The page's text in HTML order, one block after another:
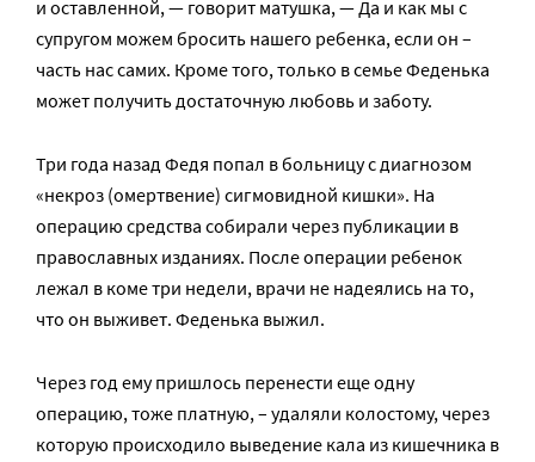
и оставленной, — говорит матушка, — Да и как мы с
супругом можем бросить нашего ребенка, если он –
часть нас самих. Кроме того, только в семье Феденька
может получить достаточную любовь и заботу.
Три года назад Федя попал в больницу с диагнозом
«некроз (омертвение) сигмовидной кишки». На
операцию средства собирали через публикации в
православных изданиях. После операции ребенок
лежал в коме три недели, врачи не надеялись на то,
что он выживет. Феденька выжил.
Через год ему пришлось перенести еще одну
операцию, тоже платную, – удаляли колостому, через
которую происходило выведение кала из кишечника в